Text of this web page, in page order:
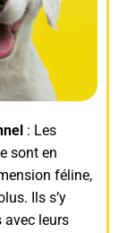
: Les
sont en
féline,
Ils s’y
avec leurs